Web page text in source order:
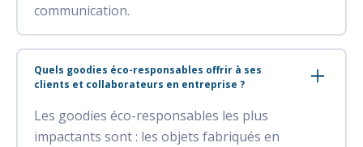
communication.
Quels goodies éco-responsables offrir à ses
clients et collaborateurs en entreprise ?
Les goodies éco-responsables les plus
impactants sont : les objets fabriqués en